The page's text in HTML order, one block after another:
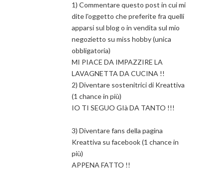
1) Commentare questo post in cui mi
dite l'oggetto che preferite fra quelli
apparsi sul blog o in vendita sul mio
negozietto su miss hobby (unica
obbligatoria)
MI PIACE DA IMPAZZIRE LA
LAVAGNETTA DA CUCINA !!
2) Diventare sostenitrici di Kreattiva
(1 chance in più)
IO TI SEGUO GIà DA TANTO !!!
3) Diventare fans della pagina
Kreattiva su facebook (1 chance in
più)
APPENA FATTO !!